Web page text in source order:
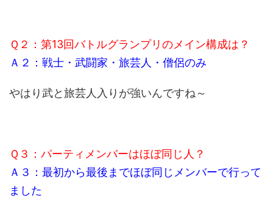
Ｑ２：第13回バトルグランプリのメイン構成は？
Ａ２：戦士・武闘家・旅芸人・僧侶のみ
やはり武と旅芸人入りが強いんですね～
Ｑ３：パーティメンバーはほぼ同じ人？
Ａ３：最初から最後までほぼ同じメンバーで行って
ました